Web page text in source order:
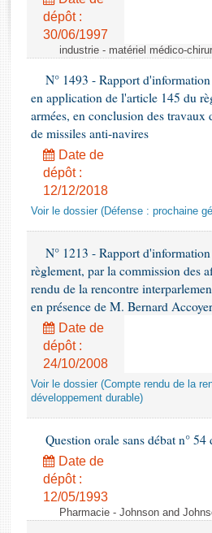
Rapports d'enquête
Rapports législatifs
Dossiers législatifs
Budget et sécurité sociale
Questions écrites et orales
Comptes rendus des débats
dépôt :
30/06/1997
industrie - matériel médico-
N° 1493 - Rapport
en application de l'article 145 du
armées, en conclusion des
de missiles anti-navires
Date de
dépôt :
12/12/2018
Voir le dossier (Défense : prochaine
N° 1213 - Rapport
règlement, par la commission des
rendu de la rencontre
en présence de M. Bernard
Date de
dépôt :
24/10/2008
Voir le dossier (Compte rendu de la
développement durable)
Question orale sans débat n°
Date de
dépôt :
12/05/1993
Pharmacie - Johnson and